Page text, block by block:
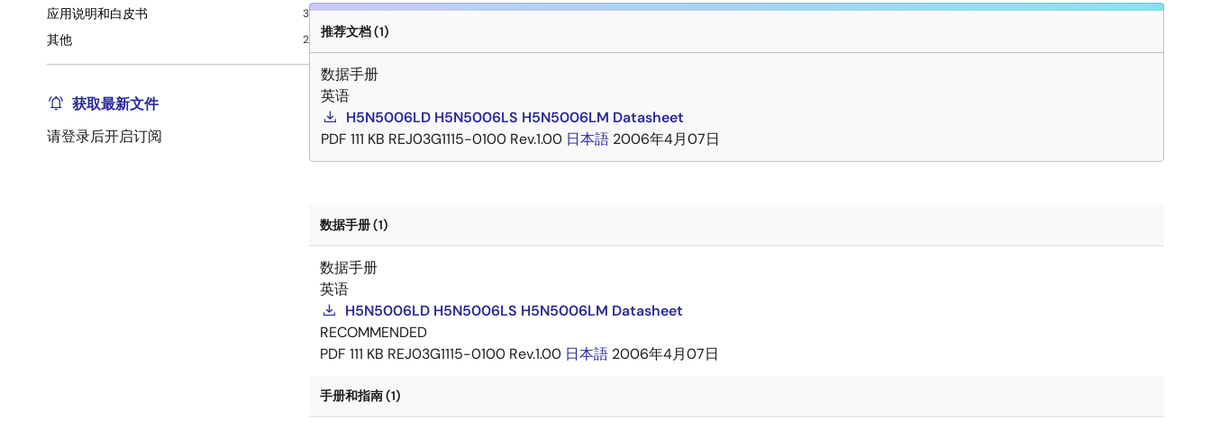
应用说明和白皮书 3
其他 2
获取最新文件
请登录后开启订阅
推荐文档 (1)
数据手册
英语
H5N5006LD H5N5006LS H5N5006LM Datasheet
PDF 111 KB REJ03G1115-0100 Rev.1.00 日本語 2006年4月07日
数据手册 (1)
数据手册
英语
H5N5006LD H5N5006LS H5N5006LM Datasheet
RECOMMENDED
PDF 111 KB REJ03G1115-0100 Rev.1.00 日本語 2006年4月07日
手册和指南 (1)